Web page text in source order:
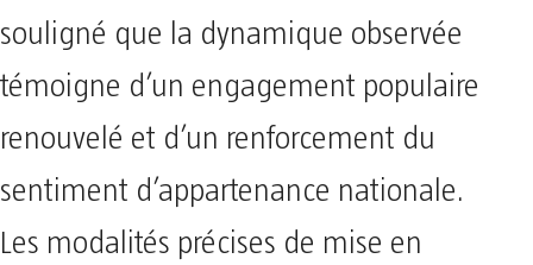
souligné que la dynamique observée
témoigne d’un engagement populaire
renouvelé et d’un renforcement du
sentiment d’appartenance nationale.
Les modalités précises de mise en